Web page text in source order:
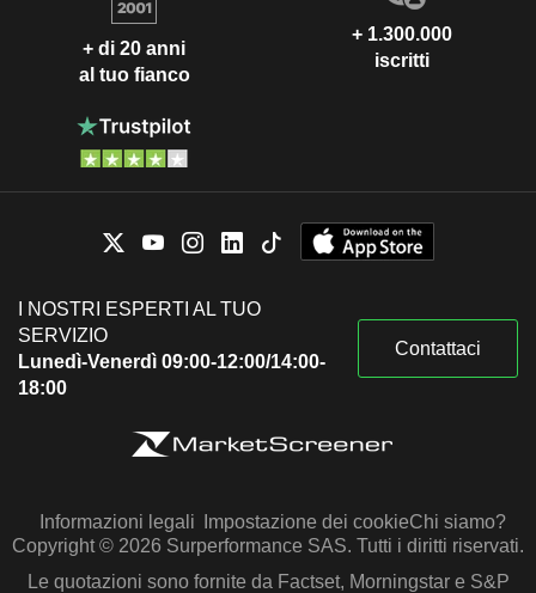
+ di 20 anni
al tuo fianco
+ 1.300.000
iscritti
I NOSTRI ESPERTI AL TUO
SERVIZIO
Lunedì-Venerdì 09:00-12:00/14:00-
18:00
Contattaci
Informazioni legali Impostazione dei cookieChi siamo?
Copyright © 2026 Surperformance SAS. Tutti i diritti riservati.
Le quotazioni sono fornite da Factset, Morningstar e S&P